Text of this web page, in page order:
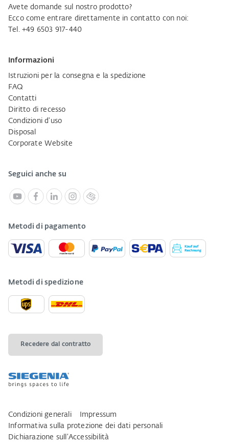
Avete domande sul nostro prodotto?
Ecco come entrare direttamente in contatto con noi:
Tel. +49 6503 917-440
Informazioni
Istruzioni per la consegna e la spedizione
FAQ
Contatti
Diritto di recesso
Condizioni d'uso
Disposal
Corporate Website
Seguici anche su
Metodi di pagamento
Metodi di spedizione
Recedere dal contratto
Condizioni generali
Impressum
Informativa sulla protezione dei dati personali
Dichiarazione sull‘Accessibilità